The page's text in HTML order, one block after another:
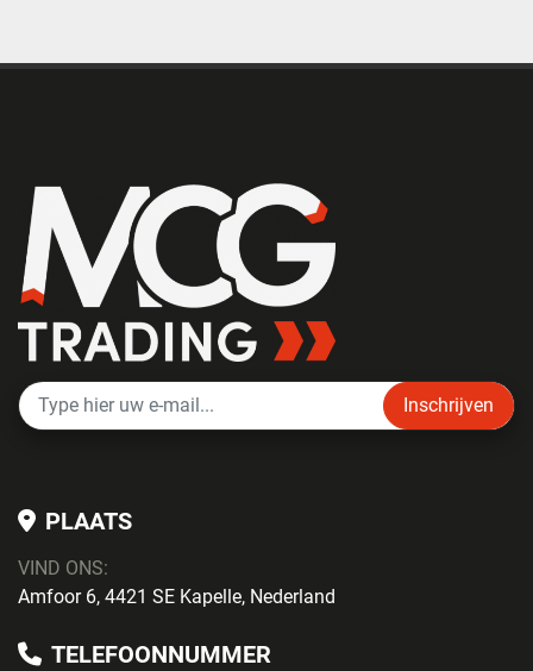
Inschrijven
PLAATS
VIND ONS:
Amfoor 6, 4421 SE Kapelle, Nederland
TELEFOONNUMMER